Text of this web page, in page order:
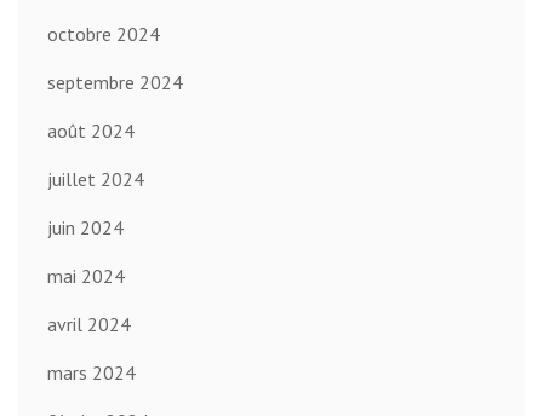
octobre 2024
septembre 2024
août 2024
juillet 2024
juin 2024
mai 2024
avril 2024
mars 2024